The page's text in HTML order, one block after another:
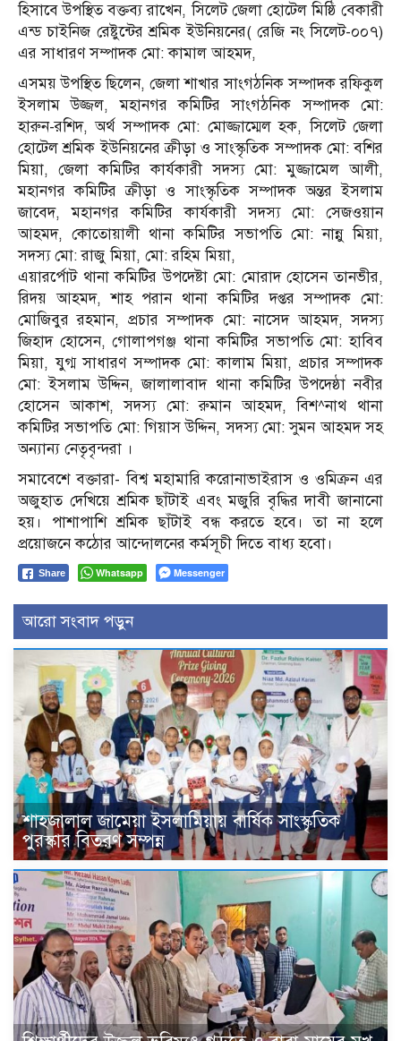
হিসাবে উপস্থিত বক্তব্য রাখেন, সিলেট জেলা হোটেল মিষ্ঠি বেকারী
এন্ড চাইনিজ রেষ্টুন্টের শ্রমিক ইউনিয়নের( রেজি নং সিলেট-০০৭)
এর সাধারণ সম্পাদক মো: কামাল আহমদ,
এসময় উপস্থিত ছিলেন, জেলা শাখার সাংগঠনিক সম্পাদক রফিকুল
ইসলাম উজ্জল, মহানগর কমিটির সাংগঠনিক সম্পাদক মো:
হারুন-রশিদ, অর্থ সম্পাদক মো: মোজ্জাম্মেল হক, সিলেট জেলা
হোটেল শ্রমিক ইউনিয়নের ক্রীড়া ও সাংস্কৃতিক সম্পাদক মো: বশির
মিয়া, জেলা কমিটির কার্যকারী সদস্য মো: মুজ্জামেল আলী,
মহানগর কমিটির ক্রীড়া ও সাংস্কৃতিক সম্পাদক অন্তর ইসলাম
জাবেদ, মহানগর কমিটির কার্যকারী সদস্য মো: সেজওয়ান
আহমদ, কোতোয়ালী থানা কমিটির সভাপতি মো: নান্নু মিয়া,
সদস্য মো: রাজু মিয়া, মো: রহিম মিয়া,
এয়ারর্পোট থানা কমিটির উপদেষ্টা মো: মোরাদ হোসেন তানভীর,
রিদয় আহমদ, শাহ পরান থানা কমিটির দপ্তর সম্পাদক মো:
মোজিবুর রহমান, প্রচার সম্পাদক মো: নাসেদ আহমদ, সদস্য
জিহাদ হোসেন, গোলাপগঞ্জ থানা কমিটির সভাপতি মো: হাবিব
মিয়া, যুগ্ম সাধারণ সম্পাদক মো: কালাম মিয়া, প্রচার সম্পাদক
মো: ইসলাম উদ্দিন, জালালাবাদ থানা কমিটির উপদেষ্ঠা নবীর
হোসেন আকাশ, সদস্য মো: রুমান আহমদ, বিশ^নাথ থানা
কমিটির সভাপতি মো: গিয়াস উদ্দিন, সদস্য মো: সুমন আহমদ সহ
অন্যান্য নেতৃবৃন্দরা ।
সমাবেশে বক্তারা- বিশ্ব মহামারি করোনাভাইরাস ও ওমিক্রন এর
অজুহাত দেখিয়ে শ্রমিক ছাঁটাই এবং মজুরি বৃদ্ধির দাবী জানানো
হয়। পাশাপাশি শ্রমিক ছাঁটাই বন্ধ করতে হবে। তা না হলে
প্রয়োজনে কঠোর আন্দোলনের কর্মসূচী দিতে বাধ্য হবো।
Share Whatsapp Messenger
আরো সংবাদ পড়ুন
শাহজালাল জামেয়া ইসলামিয়ায় বার্ষিক সাংস্কৃতিক
পুরস্কার বিতরণ সম্পন্ন